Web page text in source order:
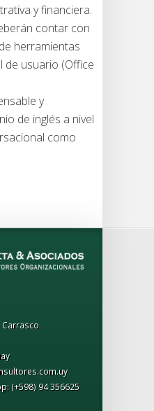
y financiera.
contar con
herramientas
de usuario (Office
y
de inglés a nivel
como
Carrasco
(+598) 94 356625